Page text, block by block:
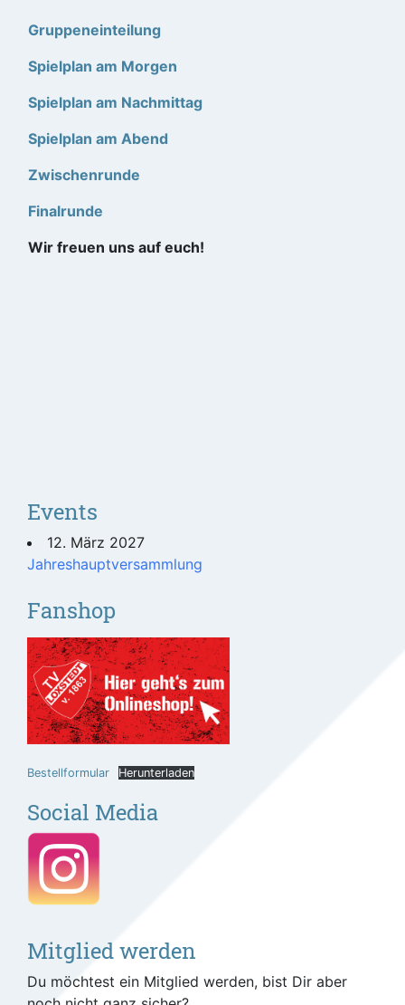
Gruppeneinteilung
Spielplan am Morgen
Spielplan am Nachmittag
Spielplan am Abend
Zwischenrunde
Finalrunde
Wir freuen uns auf euch!
Events
12. März 2027
Jahreshauptversammlung
Fanshop
Bestellformular Herunterladen
Social Media
Mitglied werden
Du möchtest ein Mitglied werden, bist Dir aber